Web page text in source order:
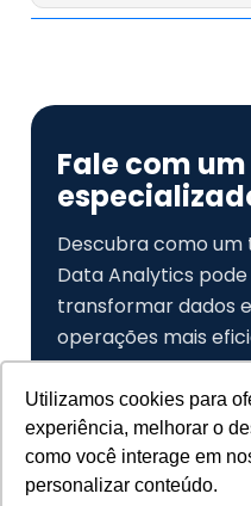
Utilizamos cookies para
experiência, melhorar o
como você interage em
personalizar conteúdo.
Fale com
Descubra como
Data Analytics
transformar dados
operações mais
de crescimento.
Fale